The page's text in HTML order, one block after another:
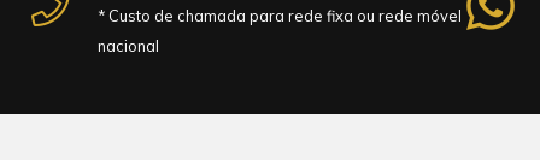
* Custo de chamada para rede fixa ou rede móvel
nacional